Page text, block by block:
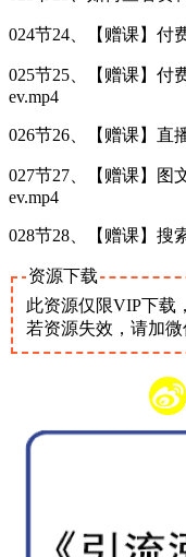
024节24、【赠课】付
025节25、【赠课】付
ev.mp4
026节26、【赠课】直
027节27、【赠课】图
ev.mp4
028节28、【赠课】搜
资源下载
此资源仅限VIP下载